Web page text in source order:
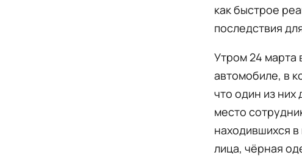
как быстрое
последствия
Утром 24 марта
автомобиле, в
что один из
место
находившихся
лица, чёрная